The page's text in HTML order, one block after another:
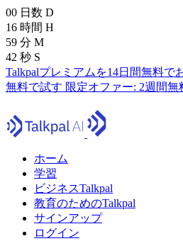
00 日数 D
16 時間 H
59 分 M
40 秒 S
Talkpalプレミアムを14日間無料で
無料で試す 限定オファー: 2週間無
ホーム
学習
ビジネスTalkpal
教育のためのTalkpal
サインアップ
ログイン